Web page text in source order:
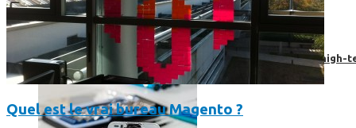
Prendre une extension de garantie pour vos appareils high-
Quel est le vrai bureau Magento ?